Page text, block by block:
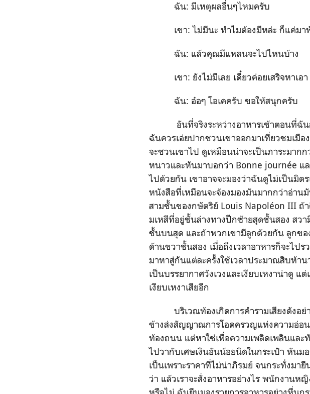
ฉัน: มีเหตุผลอื่นๆไหมครับ
เขา: ไม่มีนะ ทำไมต้องมีหล่ะ ก็แค่มา
ฉัน: แล้วคุณมีแพลนจะไปไหนบ้าง
เขา: ยังไม่มีเลย เดี๋ยวค่อยเสริจหาเอา
ฉัน: อ๋อๆ โอเคครับ ขอให้สนุกครับ
อันที่จริงระหว่างอาหารเช้าตอนที่ฉันกับ
ฉันควรเอ่ยปากชวนเขาออกมาเที่ยวชมเมื
จะชวนเขาไป ดูเหมือนน่าจะเป็นภาระมาก
หนาวและหันมาบอกว่า Bonne journée แ
ไปด้วยกัน เขาอาจจะมองว่าฉันดูไม่เป็นมิต
หนังสือที่เหมือนจะจ้องมองมันมากกว่าอ่า
สามชั้นของกษัตริย์ Louis Napoléon III
มเหสีที่อยู่ชั้นล่างทางปีกซ้ายสุดชั้นสอง สว
ชั้นบนสุด และถ้าพวกเขามีลูกด้วยกัน ลูกขอ
ด้านขวาชั้นสอง เมื่อถึงเวลาอาหารก็จะไป
มาหาสู่กันแต่ละครั้งใช้เวลาประมาณสิบห้
เป็นบรรยากาศวังเวงและเงียบเหงาน่าดู
เงียบเหงาเสียอีก
บริเวณท้องเกิดการคำรามเสียงดังอย่า
ข้างส่งสัญญาณการโอดครวญแห่งความอ่อ
ท้องถนน แต่หาใช่เพื่อความเพลิดเพลินแล
ไปวากับเศษเงินอันน้อยนิดในกระเป๋า หัน
เป็นเพราะราคาที่ไม่น่าภิรมย์ จนกระทั่งม
ว่า แล้วเราจะสั่งอาหารอย่างไร พนักงานห